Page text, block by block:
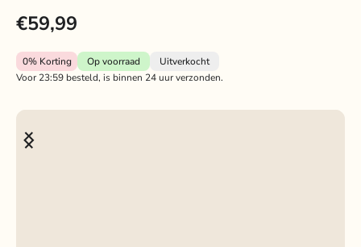
€59,99
0%Korting Op voorraad
Uitverkocht
Voor 23:59 besteld, is binnen 24 uur verzonden.